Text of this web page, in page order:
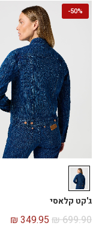
50%
-
ג'קט קלאסי
₪699.90
₪ 349.95